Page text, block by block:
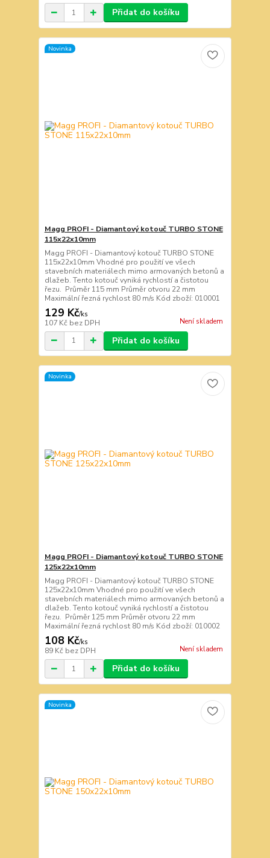
Přidat do košíku
Novinka
Magg PROFI - Diamantový kotouč TURBO STONE
115x22x10mm
Magg PROFI - Diamantový kotouč TURBO STONE
115x22x10mm Vhodné pro použití ve všech
stavebních materiálech mimo armovaných betonů a
dlažeb. Tento kotouč vyniká rychlostí a čistotou
řezu. Průměr 115 mm Průměr otvoru 22 mm
Maximální řezná rychlost 80 m/s Kód zboží: 010001
129 Kč/ks
107 Kč bez DPH Není skladem
Přidat do košíku
Novinka
Magg PROFI - Diamantový kotouč TURBO STONE
125x22x10mm
Magg PROFI - Diamantový kotouč TURBO STONE
125x22x10mm Vhodné pro použití ve všech
stavebních materiálech mimo armovaných betonů a
dlažeb. Tento kotouč vyniká rychlostí a čistotou
řezu. Průměr 125 mm Průměr otvoru 22 mm
Maximální řezná rychlost 80 m/s Kód zboží: 010002
108 Kč/ks
89 Kč bez DPH Není skladem
Přidat do košíku
Novinka